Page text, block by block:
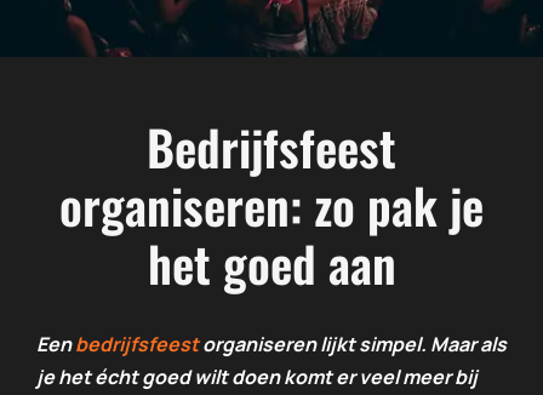
Bedrijfsfeest
organiseren: zo pak je
het goed aan
Eenbedrijfsfeestorganiseren lijkt simpel. Maar als
je het écht goed wilt doen komt er veel meer bij